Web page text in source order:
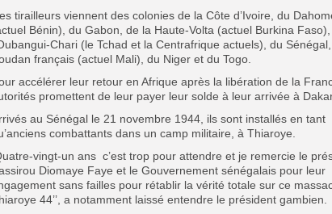
tirailleurs viennent des colonies de la Côte d’Ivoire, du
Bénin), du Gabon, de la Haute-Volta (actuel Burkina Faso),
Chari (le Tchad et la Centrafrique actuels), du
français (actuel Mali), du Niger et du Togo.
accélérer leur retour en Afrique après la libération de la
promettent de leur payer leur solde à leur arrivée à
au Sénégal le 21 novembre 1944, ils sont installés en tant
combattants dans un camp militaire, à Thiaroye.
vingt-un ans c’est trop pour attendre et je remercie le
Diomaye Faye et le Gouvernement sénégalais pour leur
sans failles pour rétablir la vérité totale sur ce
44’’, a notamment laissé entendre le président gambien.